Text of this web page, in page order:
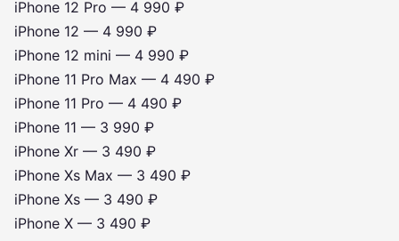
iPhone 12 Pro — 4 990 ₽
iPhone 12 — 4 990 ₽
iPhone 12 mini — 4 990 ₽
iPhone 11 Pro Max — 4 490 ₽
iPhone 11 Pro — 4 490 ₽
iPhone 11 — 3 990 ₽
iPhone Xr — 3 490 ₽
iPhone Xs Max — 3 490 ₽
iPhone Xs — 3 490 ₽
iPhone X — 3 490 ₽